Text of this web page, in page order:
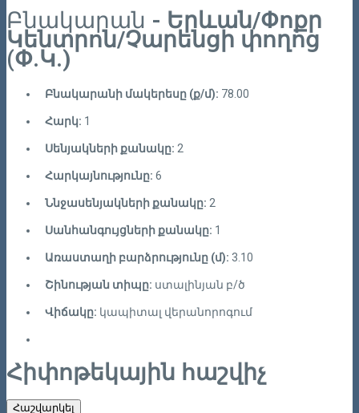
Բնակարան - Երևան/Փոքր
Կենտրոն/Չարենցի փողոց
(Փ.Կ.)
Բնակարանի մակերեսը (ք/մ): 78.00
Հարկ: 1
Սենյակների քանակը: 2
Հարկայնությունը: 6
Ննջասենյակների քանակը: 2
Սանհանգույցների քանակը: 1
Առաստաղի բարձրությունը (մ): 3.10
Շինության տիպը: ստալինյան բ/ծ
Վիճակը: կապիտալ վերանորոգում
Հիփոթեկային հաշվիչ
Հաշվարկել